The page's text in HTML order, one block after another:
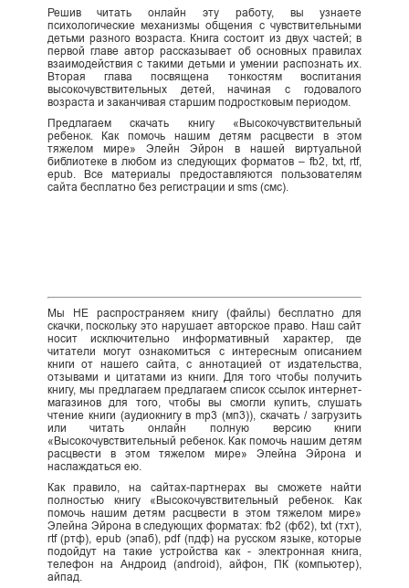
Решив читать онлайн эту работу, вы узнаете
психологические механизмы общения с чувствительными
детьми разного возраста. Книга состоит из двух частей; в
первой главе автор рассказывает об основных правилах
взаимодействия с такими детьми и умении распознать их.
Вторая глава посвящена тонкостям воспитания
высокочувствительных детей, начиная с годовалого
возраста и заканчивая старшим подростковым периодом.
Предлагаем скачать книгу «Высокочувствительный
ребенок. Как помочь нашим детям расцвести в этом
тяжелом мире» Элейн Эйрон в нашей виртуальной
библиотеке в любом из следующих форматов – fb2, txt, rtf,
epub. Все материалы предоставляются пользователям
сайта бесплатно без регистрации и sms (смс).
Мы НЕ распространяем книгу (файлы) бесплатно для
скачки, поскольку это нарушает авторское право. Наш сайт
носит исключительно информативный характер, где
читатели могут ознакомиться с интересным описанием
книги от нашего сайта, с аннотацией от издательства,
отзывами и цитатами из книги. Для того чтобы получить
книгу, мы предлагаем предлагаем список ссылок интернет-
магазинов для того, чтобы вы смогли купить, слушать
чтение книги (аудиокнигу в mp3 (мп3)), скачать / загрузить
или читать онлайн полную версию книги
«Высокочувствительный ребенок. Как помочь нашим детям
расцвести в этом тяжелом мире» Элейна Эйрона и
наслаждаться ею.
Как правило, на сайтах-партнерах вы сможете найти
полностью книгу «Высокочувствительный ребенок. Как
помочь нашим детям расцвести в этом тяжелом мире»
Элейна Эйрона в следующих форматах: fb2 (фб2), txt (тхт),
rtf (ртф), epub (эпаб), pdf (пдф) на русском языке, которые
подойдут на такие устройства как - электронная книга,
телефон на Андроид (android), айфон, ПК (компьютер),
айпад.